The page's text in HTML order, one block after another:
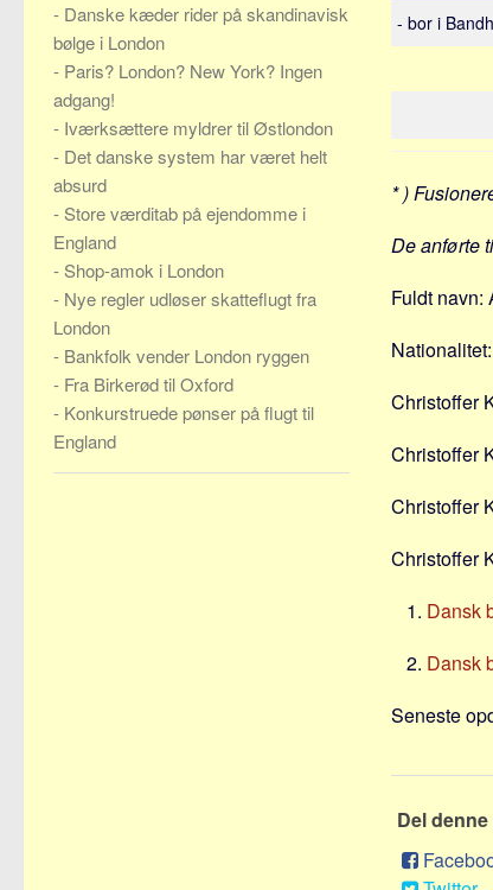
- bor i
* )
De anførte
Fuldt navn:
Christoffer
Christoffer
Christoffer
Christoffer
Dansk
Dansk
Seneste
Del
- Danske kæder rider på skandinavisk
bølge i London
- Paris? London? New York? Ingen
adgang!
- Iværksættere myldrer til Østlondon
- Det danske system har været helt
absurd
- Store værditab på ejendomme i
England
- Shop-amok i London
- Nye regler udløser skatteflugt fra
London
- Bankfolk vender London ryggen
- Fra Birkerød til Oxford
- Konkurstruede pønser på flugt til
England